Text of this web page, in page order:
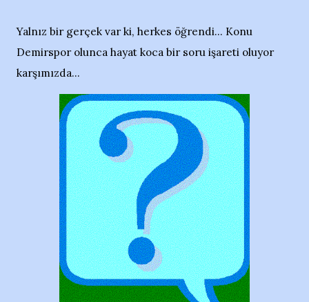
Yalnız bir gerçek var ki, herkes öğrendi... Konu
Demirspor olunca hayat koca bir soru işareti oluyor
karşımızda...